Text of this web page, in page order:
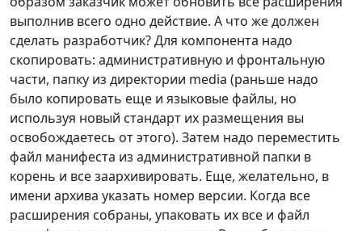
выполнив всего одно действие. А что же должен
сделать разработчик? Для компонента надо
скопировать: административную и фронтальную
части, папку из директории media (раньше надо
было копировать еще и языковые файлы, но
используя новый стандарт их размещения вы
освобождаетесь от этого). Затем надо переместить
файл манифеста из административной папки в
корень и все заархивировать. Еще, желательно, в
имени архива указать номер версии. Когда все
расширения собраны, упаковать их все и файл